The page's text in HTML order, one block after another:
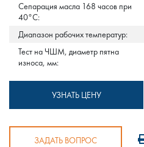
Сепарация масла 168 часов при
40°С:
Диапазон рабочих температур:
Тест на ЧШМ, диаметр пятна
износа, мм:
УЗНАТЬ ЦЕНУ
ЗАДАТЬ ВОПРОС